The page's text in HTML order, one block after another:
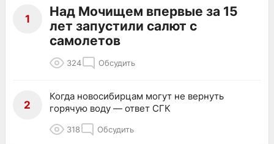
1
Над Мочищем впервые за 15
лет запустили салют с
самолетов
324 Обсудить
2
Когда новосибирцам могут не вернуть
горячую воду — ответ СГК
318 Обсудить